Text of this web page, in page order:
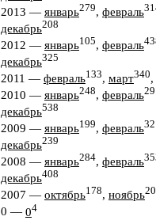
2013 — январь279, февраль
декабрь208
2012 — январь105, февраль
декабрь325
2011 — февраль133, март340,
2010 — январь248, февраль
декабрь538
2009 — январь199, февраль
декабрь239
2008 — январь284, февраль
декабрь408
2007 — октябрь178, ноябрь
0 — 04